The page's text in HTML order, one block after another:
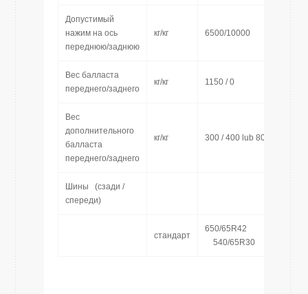
Допустимый
нажим на ось
переднюю/заднюю
кг/кг 6500/10000
Вес балласта
переднего/заднего
кг/кг 1150 / 0
Вес
дополнительного
балласта
переднего/заднего
кг/кг 300 / 400 lub 800
Шины (сзади /
спереди)
cтандарт
650/
540/65R30